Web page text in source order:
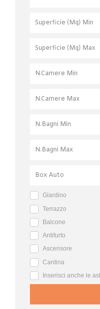
Giardino
Terrazzo
Balcone
Antifurto
Ascensore
Cantina
Inserisci anche le